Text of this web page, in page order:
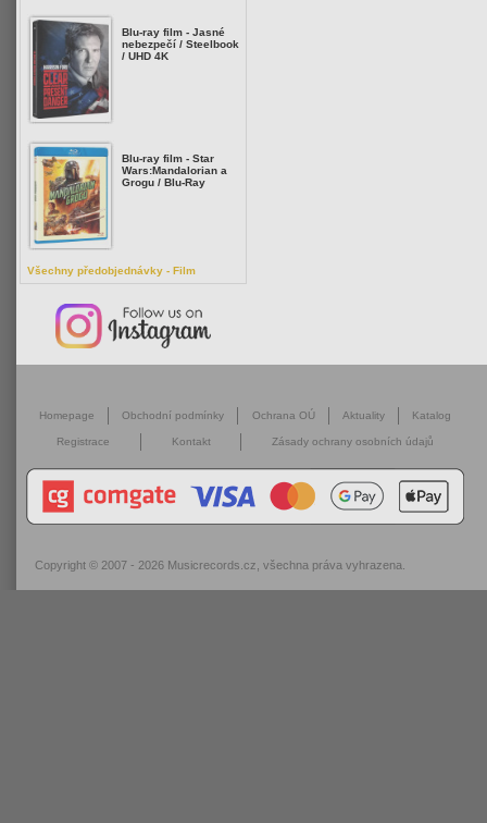
Blu-ray film - Jasné
nebezpečí / Steelbook
/ UHD 4K
Blu-ray film - Star
Wars:Mandalorian a
Grogu / Blu-Ray
Všechny předobjednávky - Film
Homepage Obchodní podmínky Ochrana OÚ Aktuality Katalog
Registrace Kontakt Zásady ochrany osobních údajů
Copyright © 2007 - 2026 Musicrecords.cz , všechna práva vyhrazena.